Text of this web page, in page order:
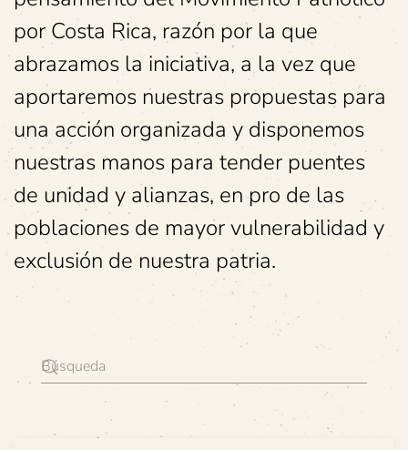
por Costa Rica, razón por la que
abrazamos la iniciativa, a la vez que
aportaremos nuestras propuestas para
una acción organizada y disponemos
nuestras manos para tender puentes
de unidad y alianzas, en pro de las
poblaciones de mayor vulnerabilidad y
exclusión de nuestra patria.